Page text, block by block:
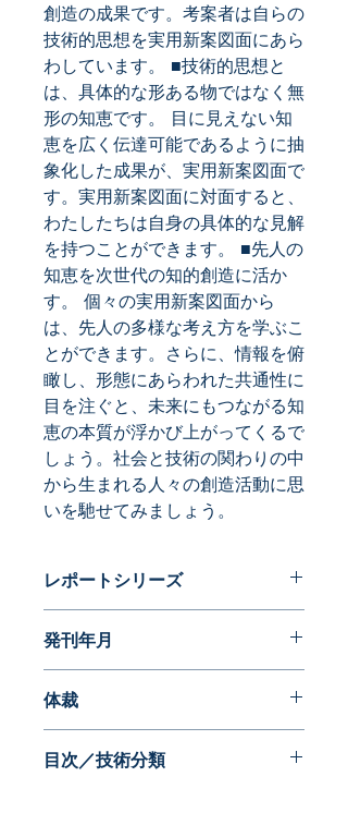
創造の成果です。考案者は自らの
技術的思想を実用新案図面にあら
わしています。 ■技術的思想と
は、具体的な形ある物ではなく無
形の知恵です。 目に見えない知
恵を広く伝達可能であるように抽
象化した成果が、実用新案図面で
す。実用新案図面に対面すると、
わたしたちは自身の具体的な見解
を持つことができます。 ■先人の
知恵を次世代の知的創造に活か
す。 個々の実用新案図面から
は、先人の多様な考え方を学ぶこ
とができます。さらに、情報を俯
瞰し、形態にあらわれた共通性に
目を注ぐと、未来にもつながる知
恵の本質が浮かび上がってくるで
しょう。社会と技術の関わりの中
から生まれる人々の創造活動に思
いを馳せてみましょう。
レポートシリーズ
新案編
発刊年月
体裁
目次／技術分類